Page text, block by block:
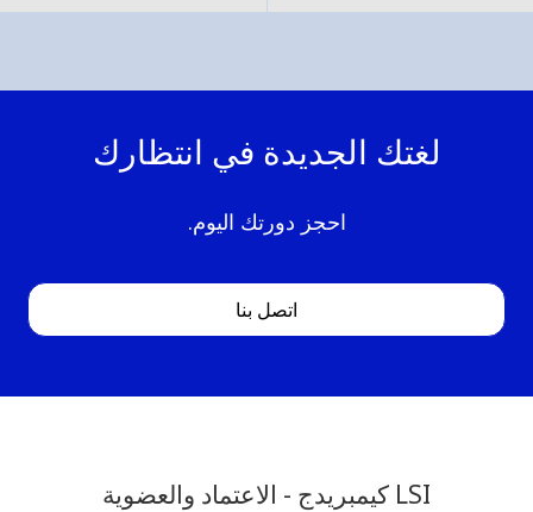
لغتك الجديدة في انتظارك
احجز دورتك اليوم.
اتصل بنا
LSI كيمبريدج - الاعتماد والعضوية